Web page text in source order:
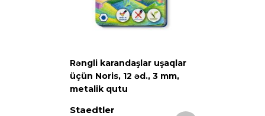
Rəngli karandaşlar uşaqlar
üçün Noris, 12 əd., 3 mm,
metalik qutu
Staedtler